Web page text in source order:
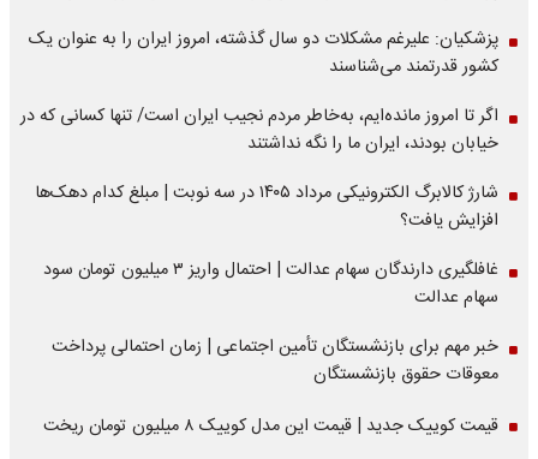
پزشکیان: علیرغم مشکلات دو سال گذشته، امروز ایران را به عنوان یک
کشور قدرتمند می‌شناسند
اگر تا امروز مانده‌ایم، به‌خاطر مردم نجیب ایران است/ تنها کسانی که در
خیابان بودند، ایران ما را نگه نداشتند
شارژ کالابرگ الکترونیکی مرداد ۱۴۰۵ در سه نوبت | مبلغ کدام دهک‌ها
افزایش یافت؟
غافلگیری دارندگان سهام عدالت | احتمال واریز ۳ میلیون تومان سود
سهام عدالت
خبر مهم برای بازنشستگان تأمین اجتماعی | زمان احتمالی پرداخت
معوقات حقوق بازنشستگان
قیمت کوییک جدید | قیمت این مدل کوییک ۸ میلیون تومان ریخت